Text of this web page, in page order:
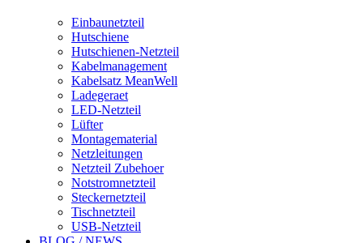
Einbaunetzteil
Hutschiene
Hutschienen-Netzteil
Kabelmanagement
Kabelsatz MeanWell
Ladegeraet
LED-Netzteil
Lüfter
Montagematerial
Netzleitungen
Netzteil Zubehoer
Notstromnetzteil
Steckernetzteil
Tischnetzteil
USB-Netzteil